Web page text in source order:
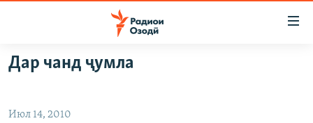
Ҷаҳиш
ба
аслӣ
ГӮШАҲО
Дар чанд ҷумла
Июл 14, 2010